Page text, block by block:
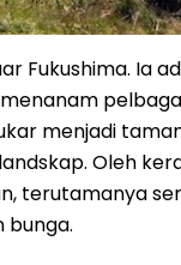
Fukushima. Ia
menjadi
Oleh
terutamanya
bunga.